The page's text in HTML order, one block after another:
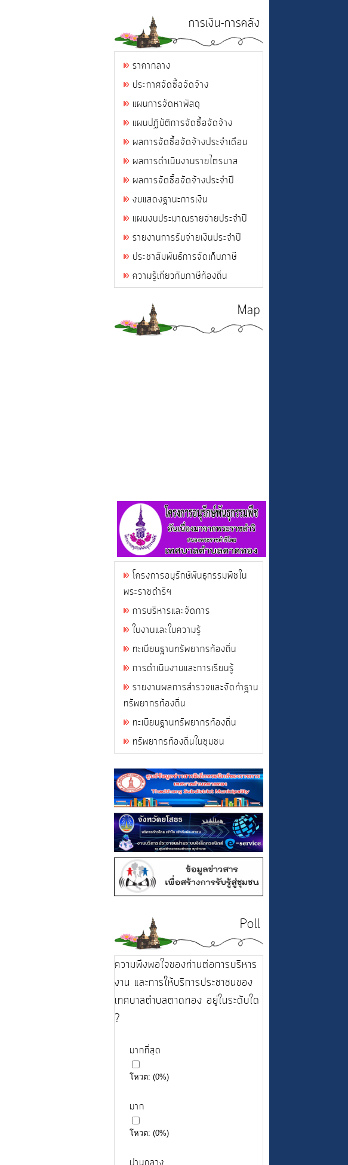
การเงิน-การคลัง
ราคากลาง
ประกาศจัดซื้อจัดจ้าง
แผนการจัดหาพัสดุ
แผนปฏิบัติการจัดซื้อจัดจ้าง
ผลการจัดซื้อจัดจ้างประจำเดือน
ผลการดำเนินงานรายไตรมาส
ผลการจัดซื้อจัดจ้างประจำปี
งบแสดงฐานะการเงิน
แผนงบประมาณรายจ่ายประจำปี
รายงานการรับจ่ายเงินประจำปี
ประชาสัมพันธ์การจัดเก็บภาษี
ความรู้เกี่ยวกับภาษีท้องถิ่น
Map
โครงการอนุรักษ์พันธุกรรมพืชใน
พระราชดำริฯ
การบริหารและจัดการ
ใบงานและใบความรู้
ทะเบียนฐานทรัพยากรท้องถิ่น
การดำเนินงานและการเรียนรู้
รายงานผลการสำรวจและจัดทำฐาน
ทรัพยากรท้องถิ่น
ทะเบียนฐานทรัพยากรท้องถิ่น
ทรัพยากรท้องถิ่นในชุมชน
Poll
ความพึงพอใจของท่านต่อการบริหาร
งาน และการให้บริการประชาชนของ
เทศบาลตำบลตาดทอง อยู่ในระดับใด
?
มากที่สุด
โหวต: (0%)
มาก
โหวต: (0%)